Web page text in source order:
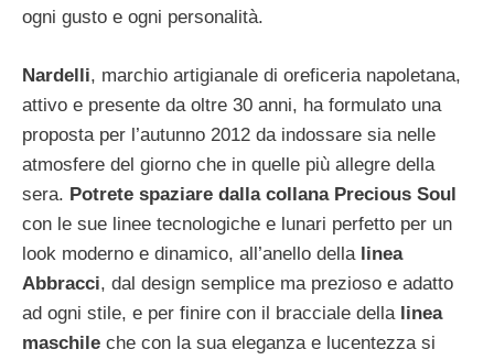
ogni gusto e ogni personalità.
Nardelli, marchio artigianale di oreficeria napoletana,
attivo e presente da oltre 30 anni, ha formulato una
proposta per l’autunno 2012 da indossare sia nelle
atmosfere del giorno che in quelle più allegre della
sera. Potrete spaziare dalla collana Precious Soul
con le sue linee tecnologiche e lunari perfetto per un
look moderno e dinamico, all’anello della linea
Abbracci, dal design semplice ma prezioso e adatto
ad ogni stile, e per finire con il bracciale della linea
maschile che con la sua eleganza e lucentezza si